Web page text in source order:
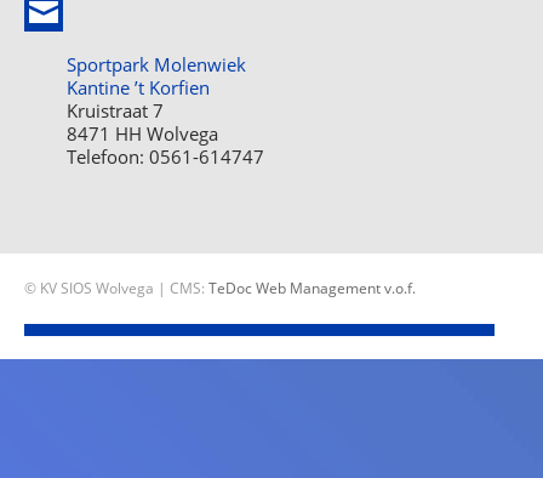
Sportpark Molenwiek
Kantine ’t Korfien
Kruistraat 7
8471 HH Wolvega
Telefoon: 0561-614747
© KV SIOS Wolvega | CMS: TeDoc Web Management v.o.f.